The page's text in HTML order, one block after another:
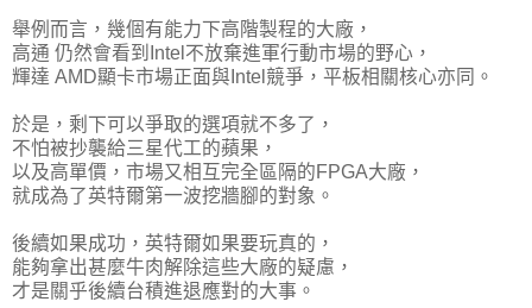
舉例而言，幾個有能力下高階製程的大廠，
高通 仍然會看到Intel不放棄進軍行動市場的野心，
輝達 AMD顯卡市場正面與Intel競爭，平板相關核心亦同。
於是，剩下可以爭取的選項就不多了，
不怕被抄襲給三星代工的蘋果，
以及高單價，市場又相互完全區隔的FPGA大廠，
就成為了英特爾第一波挖牆腳的對象。
後續如果成功，英特爾如果要玩真的，
能夠拿出甚麼牛肉解除這些大廠的疑慮，
才是關乎後續台積進退應對的大事。